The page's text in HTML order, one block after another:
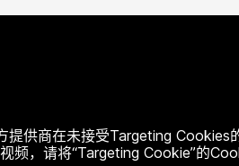
提供商在未接受Targeting Cookies
频，请将“Targeting Cookie”的